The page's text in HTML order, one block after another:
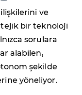
ve
bir teknoloji
sorulara
alabilen,
şekilde
yöneliyor.